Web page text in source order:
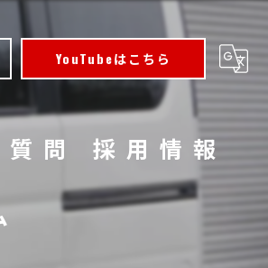
YouTubeはこちら
問 採用情報